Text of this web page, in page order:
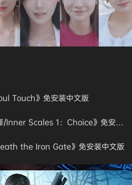
Touch》免安装中文版
《天平游戏1:抉择/Inner Scales 1：Choice》免安装中文版
the Iron Gate》免安装中文版